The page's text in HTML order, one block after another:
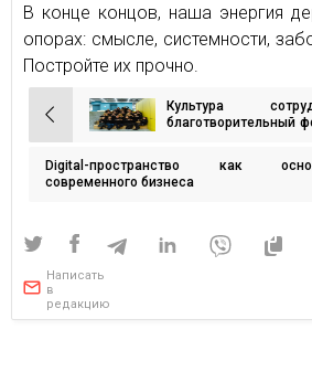
В конце концов, наша энергия
опорах: смысле, системности,
Постройте их прочно.
Навигация
по
записям
Культура
благотворительный
Digital-пространство как
современного бизнеса
Написать
в
редакцию